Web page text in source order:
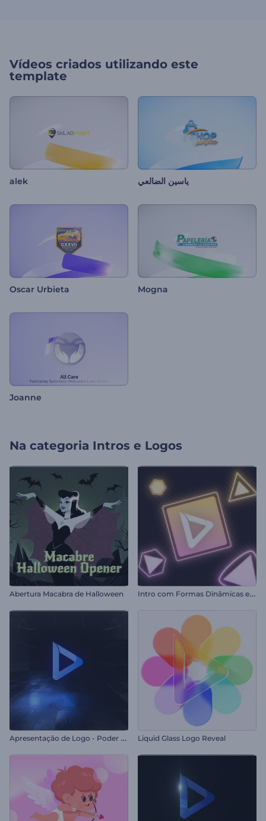
Vídeos criados utilizando este
template
alek ياسين الضالعي
Oscar Urbieta Mogna
Joanne
Na categoria Intros e Logos
Abertura Macabra de Halloween I
ntro com Formas Dinâmicas em Neon
A
presentação de Logo - Poder da Escuridão Liquid Glass Logo Reveal